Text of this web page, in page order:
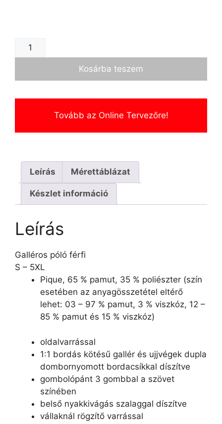
Kosárba teszem
Tovább az Online Tervezőre!
Leírás Mérettáblázat
Készlet információ
Leírás
Galléros póló férfi
S – 5XL
Pique, 65 % pamut, 35 % poliészter (szín
esetében az anyagösszetétel eltérő
lehet: 03 – 97 % pamut, 3 % viszkóz, 12 –
85 % pamut és 15 % viszkóz)
oldalvarrással
1:1 bordás kötésű gallér és ujjvégek dupla
dombornyomott bordacsíkkal díszítve
gombolópánt 3 gombbal a szövet
színében
belső nyakkivágás szalaggal díszítve
vállaknál rögzítő varrással